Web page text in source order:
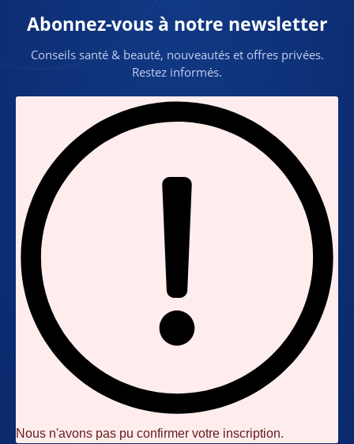
Abonnez-vous à notre newsletter
Conseils santé & beauté, nouveautés et offres privées.
Restez informés.
Nous n'avons pas pu confirmer votre inscription.